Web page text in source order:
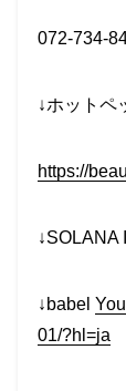
072-734-
↓ホットペ
https://
↓SOLANA
↓babel
01/?hl=ja